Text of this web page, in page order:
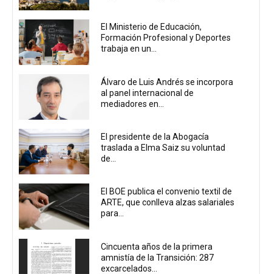
El Ministerio de Educación,
Formación Profesional y Deportes
trabaja en un...
Álvaro de Luis Andrés se incorpora
al panel internacional de
mediadores en...
El presidente de la Abogacía
traslada a Elma Saiz su voluntad
de...
El BOE publica el convenio textil de
ARTE, que conlleva alzas salariales
para...
Cincuenta años de la primera
amnistía de la Transición: 287
excarcelados...